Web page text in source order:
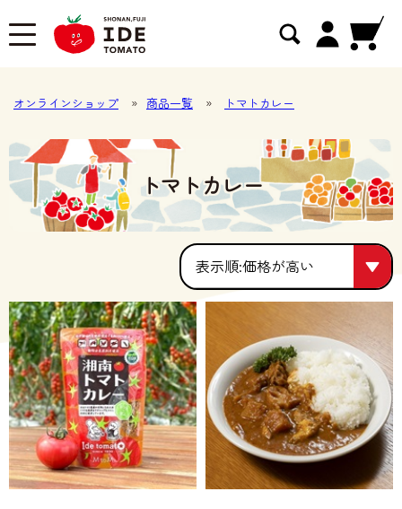
オンラインショップ » 商品一覧 » トマトカレー
トマトカレー
人気順
価格が安い
価格が高い
価格が高い